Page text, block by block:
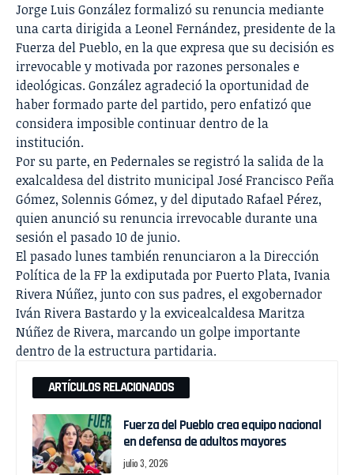
Jorge Luis González formalizó su renuncia mediante
una carta dirigida a Leonel Fernández, presidente de la
Fuerza del Pueblo, en la que expresa que su decisión es
irrevocable y motivada por razones personales e
ideológicas. González agradeció la oportunidad de
haber formado parte del partido, pero enfatizó que
considera imposible continuar dentro de la
institución.
Por su parte, en Pedernales se registró la salida de la
exalcaldesa del distrito municipal José Francisco Peña
Gómez, Solennis Gómez, y del diputado Rafael Pérez,
quien anunció su renuncia irrevocable durante una
sesión el pasado 10 de junio.
El pasado lunes también renunciaron a la Dirección
Política de la FP la exdiputada por Puerto Plata, Ivania
Rivera Núñez, junto con sus padres, el exgobernador
Iván Rivera Bastardo y la exvicealcaldesa Maritza
Núñez de Rivera, marcando un golpe importante
dentro de la estructura partidaria.
ARTÍCULOS RELACIONADOS
Fuerza del Pueblo crea equipo nacional
en defensa de adultos mayores
julio 3, 2026